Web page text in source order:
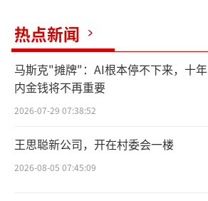
热点新闻
马斯克"摊牌"：AI根本停不下来，十年
内金钱将不再重要
2026-07-29 07:38:52
王思聪新公司，开在村委会一楼
2026-08-05 07:45:09